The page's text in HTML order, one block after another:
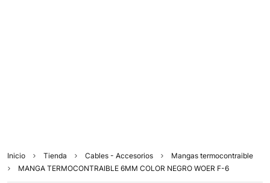
Inicio Tienda Cables - Accesorios
Mangas termocontraible
MANGA TERMOCONTRAIBLE 6MM COLOR NEGRO WOER F-6